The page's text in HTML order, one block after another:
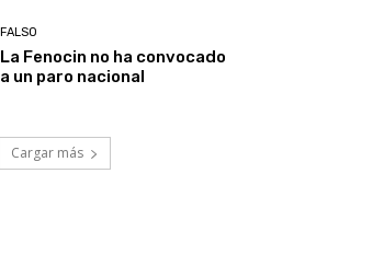
FALSO
La Fenocin no ha convocado
a un paro nacional
Cargar más